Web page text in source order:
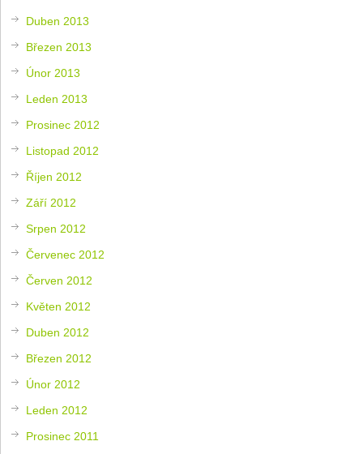
Duben 2013
Březen 2013
Únor 2013
Leden 2013
Prosinec 2012
Listopad 2012
Říjen 2012
Září 2012
Srpen 2012
Červenec 2012
Červen 2012
Květen 2012
Duben 2012
Březen 2012
Únor 2012
Leden 2012
Prosinec 2011